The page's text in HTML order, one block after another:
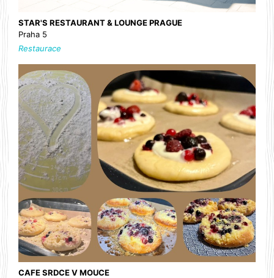
STAR'S RESTAURANT & LOUNGE PRAGUE
Praha 5
Restaurace
CAFE SRDCE V MOUCE